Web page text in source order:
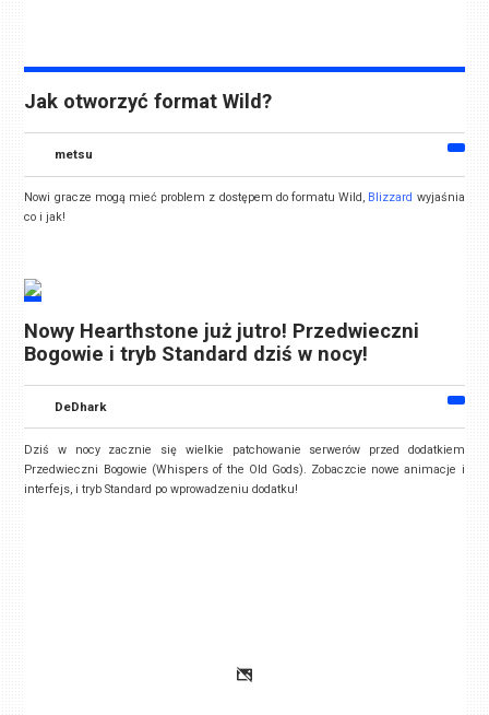
Jak otworzyć format Wild?
metsu
Nowi gracze mogą mieć problem z dostępem do formatu Wild, Blizzard wyjaśnia
co i jak!
Nowy Hearthstone już jutro! Przedwieczni
Bogowie i tryb Standard dziś w nocy!
DeDhark
Dziś w nocy zacznie się wielkie patchowanie serwerów przed dodatkiem
Przedwieczni Bogowie (Whispers of the Old Gods). Zobaczcie nowe animacje i
interfejs, i tryb Standard po wprowadzeniu dodatku!